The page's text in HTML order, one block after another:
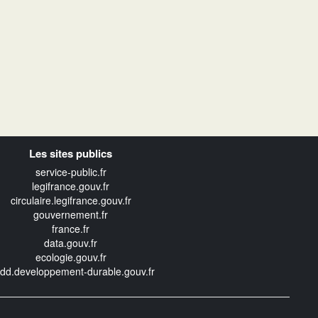
Les sites publics
service-public.fr
legifrance.gouv.fr
circulaire.legifrance.gouv.fr
gouvernement.fr
france.fr
data.gouv.fr
ecologie.gouv.fr
durable.gouv.fr